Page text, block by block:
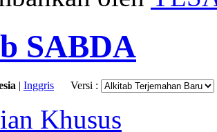
SABDA
| Inggris Versi :
Khusus